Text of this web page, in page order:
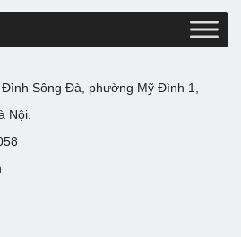
Sông Đà, phường Mỹ Đình 1,
Nội.